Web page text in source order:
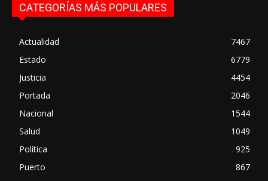
CATEGORÍAS MÁS POPULARES
Actualidad
7467
Estado
6779
Justicia
4454
Portada
2046
Nacional
1544
Salud
1049
Política
925
Puerto
867